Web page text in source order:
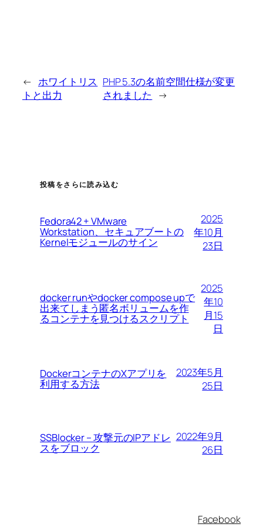
← ホワイトリス
トと出力
PHP 5.3の名前空間仕様が変更
されました
→
投稿をさらに読み込む
Fedora42 + VMware
Workstation、セキュアブートの
Kernelモジュールのサイン
2025
年10月
23日
docker runやdocker compose upで
出来てしまう匿名ボリュームを作
るコンテナを見つけるスクリプト
2025
年10
月15
日
DockerコンテナのXアプリを
利用する方法
2023年5月
25日
SSBlocker – 攻撃元のIPアドレ
スをブロック
2022年9月
26日
Facebook